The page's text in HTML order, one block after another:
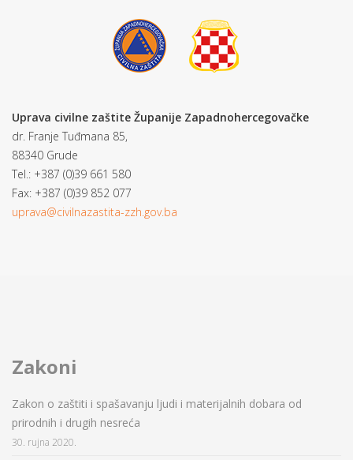
Uprava civilne zaštite Županije Zapadnohercegovačke
dr. Franje Tuđmana 85,
88340 Grude
Tel.: +387 (0)39 661 580
Fax: +387 (0)39 852 077
uprava@civilnazastita-zzh.gov.ba
Zakoni
Zakon o zaštiti i spašavanju ljudi i materijalnih dobara od
prirodnih i drugih nesreća
30. rujna 2020.